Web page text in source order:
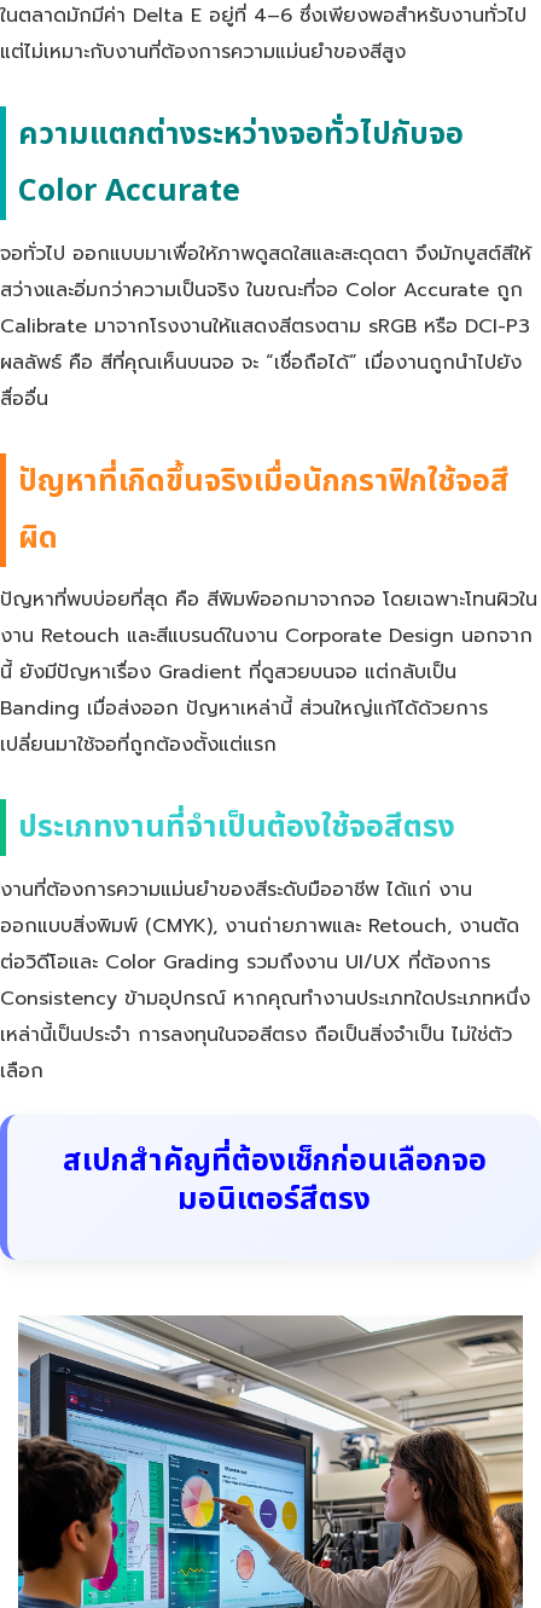
ในตลาดมักมีค่า Delta E อยู่ที่ 4–6 ซึ่งเพียงพอสำหรับงานทั่วไป
แต่ไม่เหมาะกับงานที่ต้องการความแม่นยำของสีสูง
ความแตกต่างระหว่างจอทั่วไปกับจอ
Color Accurate
จอทั่วไป ออกแบบมาเพื่อให้ภาพดูสดใสและสะดุดตา จึงมักบูสต์สีให้
สว่างและอิ่มกว่าความเป็นจริง ในขณะที่จอ Color Accurate ถูก
Calibrate มาจากโรงงานให้แสดงสีตรงตาม sRGB หรือ DCI-P3
ผลลัพธ์ คือ สีที่คุณเห็นบนจอ จะ “เชื่อถือได้” เมื่องานถูกนำไปยัง
สื่ออื่น
ปัญหาที่เกิดขึ้นจริงเมื่อนักกราฟิกใช้จอสี
ผิด
ปัญหาที่พบบ่อยที่สุด คือ สีพิมพ์ออกมาจากจอ โดยเฉพาะโทนผิวใน
งาน Retouch และสีแบรนด์ในงาน Corporate Design นอกจาก
นี้ ยังมีปัญหาเรื่อง Gradient ที่ดูสวยบนจอ แต่กลับเป็น
Banding เมื่อส่งออก ปัญหาเหล่านี้ ส่วนใหญ่แก้ได้ด้วยการ
เปลี่ยนมาใช้จอที่ถูกต้องตั้งแต่แรก
ประเภทงานที่จำเป็นต้องใช้จอสีตรง
งานที่ต้องการความแม่นยำของสีระดับมืออาชีพ ได้แก่ งาน
ออกแบบสิ่งพิมพ์ (CMYK), งานถ่ายภาพและ Retouch, งานตัด
ต่อวิดีโอและ Color Grading รวมถึงงาน UI/UX ที่ต้องการ
Consistency ข้ามอุปกรณ์ หากคุณทำงานประเภทใดประเภทหนึ่ง
เหล่านี้เป็นประจำ การลงทุนในจอสีตรง ถือเป็นสิ่งจำเป็น ไม่ใช่ตัว
เลือก
สเปกสำคัญที่ต้องเช็กก่อนเลือกจอ
มอนิเตอร์สีตรง